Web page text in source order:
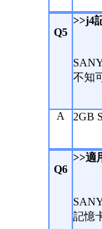
Q5
>>j4
不知
A 2GB
Q6
>>適
記憶